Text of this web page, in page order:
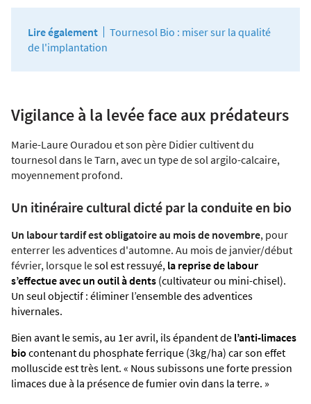
Lire également
Tournesol Bio : miser sur la qualité
de l'implantation
Vigilance à la levée face aux prédateurs
Marie-Laure Ouradou et son père Didier cultivent du
tournesol dans le Tarn, avec un type de sol argilo-calcaire,
moyennement profond.
Un itinéraire cultural dicté par la conduite en bio
Un labour tardif est obligatoire au mois de novembre, pour
enterrer les adventices d'automne. Au mois de janvier/début
février, lorsque lesol est ressuyé, la reprise de labour
s’effectue avec un outil à dents (cultivateur ou mini-chisel).
Un seul objectif : éliminer l’ensemble des adventices
hivernales.
Bien avant le semis, au 1er avril, ils épandent de l’anti-limaces
bio contenant du phosphate ferrique (3kg/ha) car son effet
molluscide est très lent. « Nous subissons une forte pression
limaces due à la présence de fumier ovin dans la terre. »